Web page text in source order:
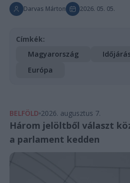
Darvas Márton 2026. 05. 05.
Címkék:
Magyarország
Európa
BELFÖLD 2026. augusztus 7.
Három jelöltből választ
a parlament kedden